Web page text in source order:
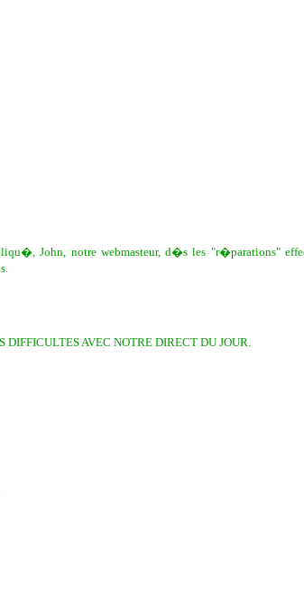
John, notre webmasteur, d�s les "r�parations"
AVEC NOTRE DIRECT DU JOUR.